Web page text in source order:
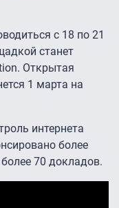
с 18 по 21
станет
Открытая
1 марта на
интернета
более
70 докладов.